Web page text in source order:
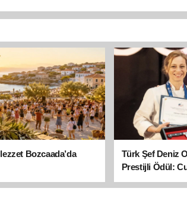
Bozcaada’da
Türk Şef Deniz
Prestijli Ödül:
sahibi oldu